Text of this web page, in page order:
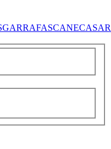
GARRAFASCANECASAR